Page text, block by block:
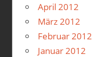
April 2012
März 2012
Februar 2012
Januar 2012